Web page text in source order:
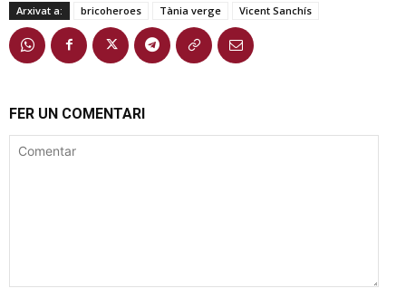
Arxivat a: bricoheroes Tània verge Vicent Sanchís
FER UN COMENTARI